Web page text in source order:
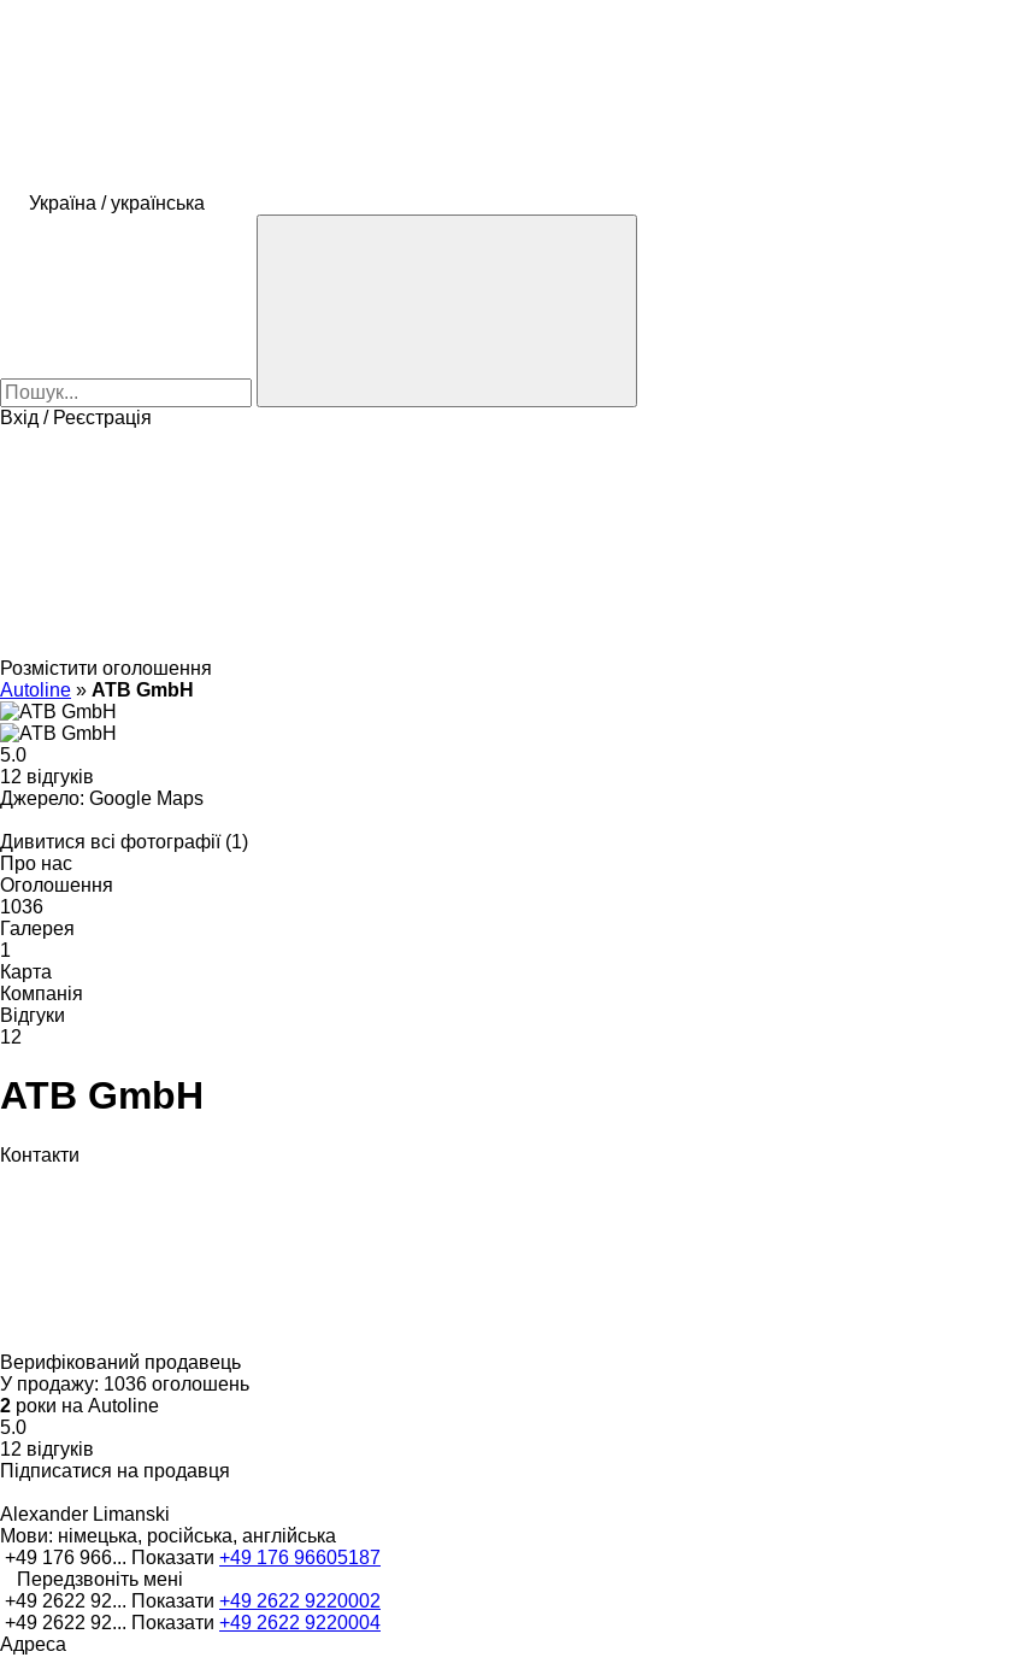
Україна / українська
Вхід / Реєстрація
Розмістити оголошення
Autoline » ATB GmbH
5.0
12 відгуків
Джерело: Google Maps
Дивитися всі фотографії (1)
Про нас
Оголошення
1036
Галерея
1
Карта
Компанія
Відгуки
12
ATB GmbH
Контакти
Верифікований продавець
У продажу: 1036 оголошень
2 роки на Autoline
5.0
12 відгуків
Підписатися на продавця
Alexander Limanski
Мови: німецька, російська, англійська
+49 176 966... Показати +49 176 96605187
Передзвоніть мені
+49 2622 92... Показати +49 2622 9220002
+49 2622 92... Показати +49 2622 9220004
Адреса